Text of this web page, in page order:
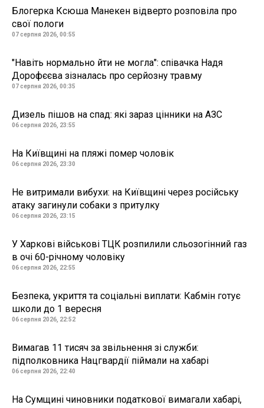
Блогерка Ксюша Манекен відверто розповіла про
свої пологи
07 серпня 2026, 00:55
"Навіть нормально йти не могла": співачка Надя
Дорофєєва зізналась про серйозну травму
07 серпня 2026, 00:35
Дизель пішов на спад: які зараз цінники на АЗС
06 серпня 2026, 23:55
На Київщині на пляжі помер чоловік
06 серпня 2026, 23:30
Не витримали вибухи: на Київщині через російську
атаку загинули собаки з притулку
06 серпня 2026, 23:15
У Харкові військові ТЦК розпилили сльозогінний газ
в очі 60-річному чоловіку
06 серпня 2026, 22:55
Безпека, укриття та соціальні виплати: Кабмін готує
школи до 1 вересня
06 серпня 2026, 22:52
Вимагав 11 тисяч за звільнення зі служби:
підполковника Нацгвардії піймали на хабарі
06 серпня 2026, 22:40
На Сумщині чиновники податкової вимагали хабарі,